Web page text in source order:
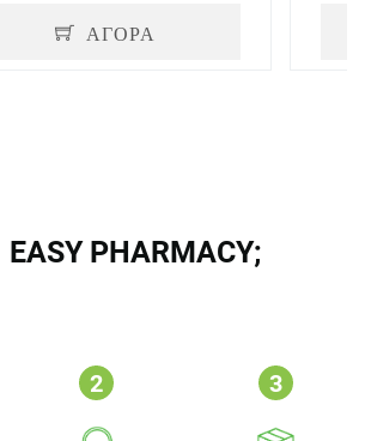
ΑΓΟΡΑ
EASY PHARMACY;